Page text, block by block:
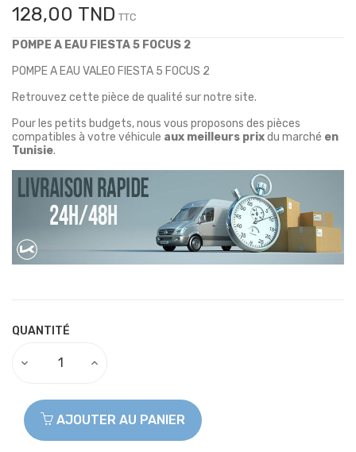
128,00 TND TTC
POMPE A EAU FIESTA 5 FOCUS 2
POMPE A EAU VALEO FIESTA 5 FOCUS 2
Retrouvez cette pièce de qualité sur notre site.
Pour les petits budgets, nous vous proposons des pièces
compatibles à votre véhicule aux meilleurs prixdu marché en
Tunisie.
QUANTITÉ
AJOUTER AU PANIER